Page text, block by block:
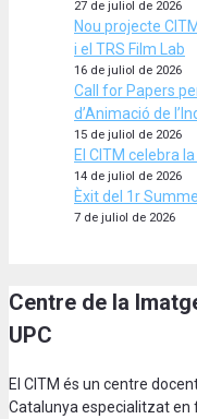
27 de juliol de 2026
Nou projecte
i el TRS Film Lab
16 de juliol de 2026
Call for Papers
d’Animació de
15 de juliol de 2026
El CITM celebra
14 de juliol de 2026
Èxit del 1r
7 de juliol de 2026
Centre de la
UPC
El CITM és un centre
Catalunya especialitzat